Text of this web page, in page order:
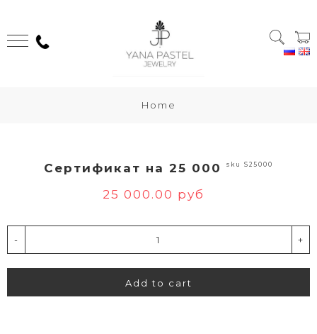
Home
Сертификат на 25 000 sku S25000
25 000.00 руб
- +
Add to cart